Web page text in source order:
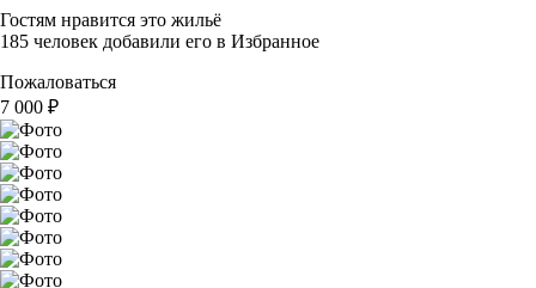
Гостям нравится это жильё
185 человек добавили его в Избранное
Пожаловаться
7 000 ₽